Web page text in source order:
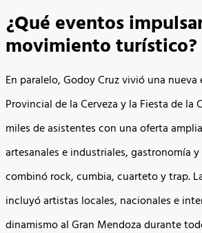
¿Qué eventos
movimiento turístico?
En paralelo, Godoy Cruz vivió una
Provincial de la Cerveza y la Fiesta de la
miles de asistentes con una oferta
artesanales e industriales, gastronomía
combinó rock, cumbia, cuarteto y trap.
incluyó artistas locales, nacionales e
dinamismo al Gran Mendoza durante